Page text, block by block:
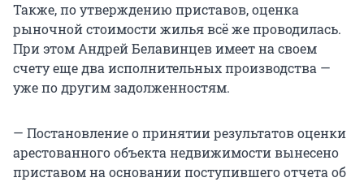
Также, по утверждению приставов, оценка
рыночной стоимости жилья всё же проводилась.
При этом Андрей Белавинцев имеет на своем
счету еще два исполнительных производства —
уже по другим задолженностям.
— Постановление о принятии результатов оценки
арестованного объекта недвижимости вынесено
приставом на основании поступившего отчета об